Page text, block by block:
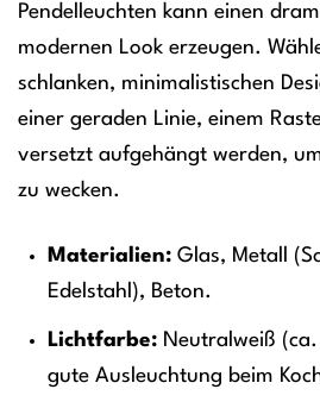
Pendelleuchten kann einen
modernen Look erzeugen.
schlanken, minimalistischen
einer geraden Linie, einem
versetzt aufgehängt werden,
zu wecken.
Materialien:Glas, Metall
Edelstahl), Beton.
Lichtfarbe:Neutralweiß
gute Ausleuchtung beim